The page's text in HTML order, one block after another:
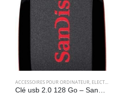
ACCESSOIRES POUR ORDINATEUR, ELECTRONIQUES
Clé usb 2.0 128 Go – SanDisk Cruzer Blade